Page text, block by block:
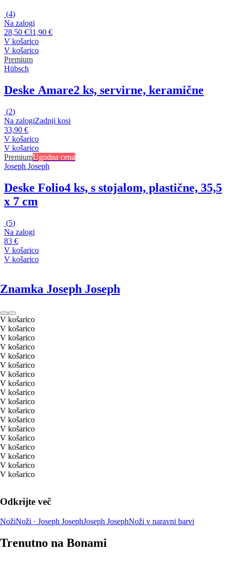
(4)
Na zalogi
28,50 €31,90 €
V košarico
V košarico
Premium
Hübsch
Deske Amare2 ks, servirne, keramične
(2)
Na zalogiZadnji kosi
33,90 €
V košarico
V košarico
PremiumUgodna cena
Joseph Joseph
Deske Folio4 ks, s stojalom, plastične, 35,5
x 7 cm
(5)
Na zalogi
83 €
V košarico
V košarico
Znamka Joseph Joseph
V košarico
V košarico
V košarico
V košarico
V košarico
V košarico
V košarico
V košarico
V košarico
V košarico
V košarico
V košarico
V košarico
V košarico
V košarico
V košarico
V košarico
V košarico
Odkrijte več
NožiNoži · Joseph JosephJoseph JosephNoži v naravni barvi
Trenutno na Bonami